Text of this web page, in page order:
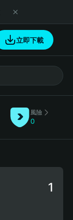
立即下載
風險
0